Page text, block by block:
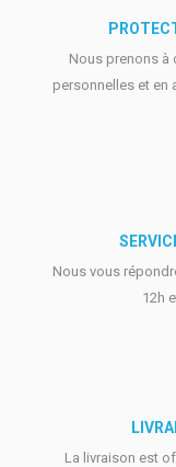
Nous prenons à
personnelles et en
Nous vous
12h
La livraison est